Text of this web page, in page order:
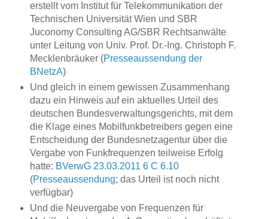
erstellt vom Institut für Telekommunikation der
Technischen Universität Wien und SBR
Juconomy Consulting AG/SBR Rechtsanwälte
unter Leitung von Univ. Prof. Dr.-Ing. Christoph F.
Mecklenbräuker (Presseaussendung der
BNetzA)
Und gleich in einem gewissen Zusammenhang
dazu ein Hinweis auf ein aktuelles Urteil des
deutschen Bundesverwaltungsgerichts, mit dem
die Klage eines Mobilfunkbetreibers gegen eine
Entscheidung der Bundesnetzagentur über die
Vergabe von Funkfrequenzen teilweise Erfolg
hatte: BVerwG 23.03.2011 6 C 6.10
(Presseaussendung; das Urteil ist noch nicht
verfügbar)
Und die Neuvergabe von Frequenzen für